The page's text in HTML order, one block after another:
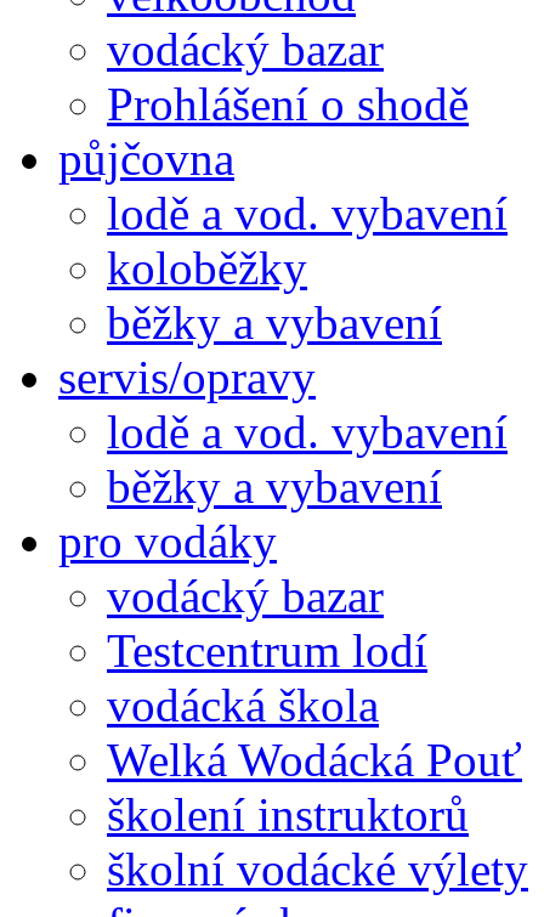
vodácký bazar
Prohlášení o shodě
půjčovna
lodě a vod. vybavení
koloběžky
běžky a vybavení
servis/opravy
lodě a vod. vybavení
běžky a vybavení
pro vodáky
vodácký bazar
Testcentrum lodí
vodácká škola
Welká Wodácká Pouť
školení instruktorů
školní vodácké výlety